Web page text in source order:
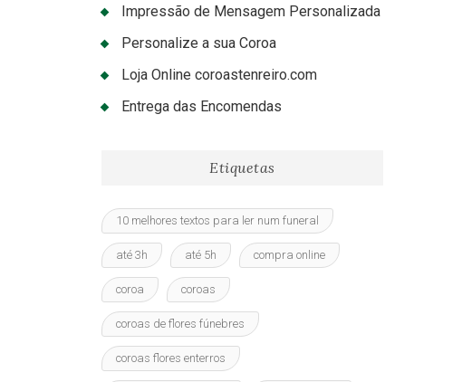
Impressão de Mensagem Personalizada
Personalize a sua Coroa
Loja Online coroastenreiro.com
Entrega das Encomendas
Etiquetas
10 melhores textos para ler num funeral
até 3h até 5h compra online
coroa coroas
coroas de flores fúnebres
coroas flores enterros